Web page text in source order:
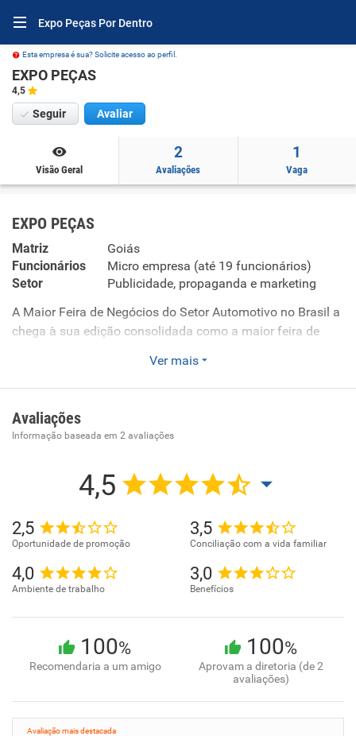
Expo Peças Por Dentro
Esta empresa é sua? Solicite acesso ao perfil.
EXPO PEÇAS
4,5
Seguir Avaliar
Visão Geral
2
Avaliações
1
Vaga
EXPO PEÇAS
Matriz
Goiás
Funcionários
Micro empresa (até 19 funcionários)
Setor
Publicidade, propaganda e marketing
A Maior Feira de Negócios do Setor Automotivo no Brasil a
chega à sua edição consolidada como a maior feira de
do Brasil, movimentando a cidade de Goiânia-GO e todo o
setor nacional desde.
Ver mais
Avaliações
Informação baseada em 2 avaliações
4,5
2,5
Oportunidade de promoção
3,5
Conciliação com a vida familiar
4,0
Ambiente de trabalho
3,0
Benefícios
100%
Recomendaria a um amigo
100%
Aprovam a diretoria (de 2
avaliações)
Avaliação mais destacada